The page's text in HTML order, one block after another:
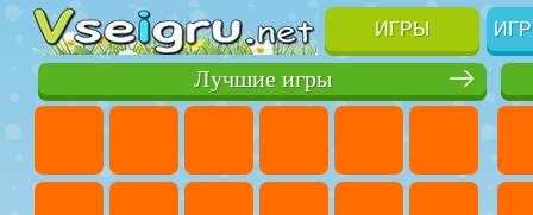
ИГРЫ
Лучшие игры